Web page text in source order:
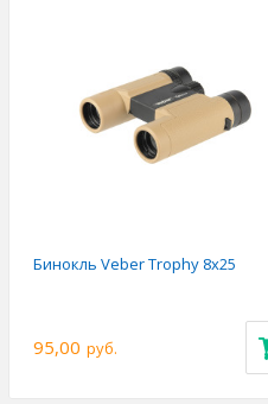
Previous
Бинокль Veber Trophy 8х25
95,00 руб.